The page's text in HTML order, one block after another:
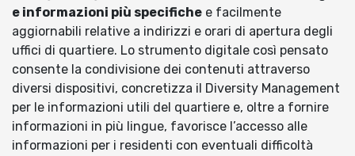
e informazioni più specifiche e facilmente
aggiornabili relative a indirizzi e orari di apertura degli
uffici di quartiere. Lo strumento digitale così pensato
consente la condivisione dei contenuti attraverso
diversi dispositivi, concretizza il Diversity Management
per le informazioni utili del quartiere e, oltre a fornire
informazioni in più lingue, favorisce l’accesso alle
informazioni per i residenti con eventuali difficoltà